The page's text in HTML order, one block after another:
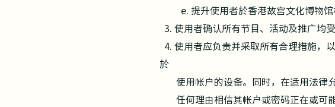
e. 提升使用者於香港故宫文化博物馆
3. 使用者确认所有节目、活动及推广均
4. 使用者应负责并采取所有合理措施，
於
使用帐户的设备。同时，在适用法律
任何理由相信其帐户或密码正在或可